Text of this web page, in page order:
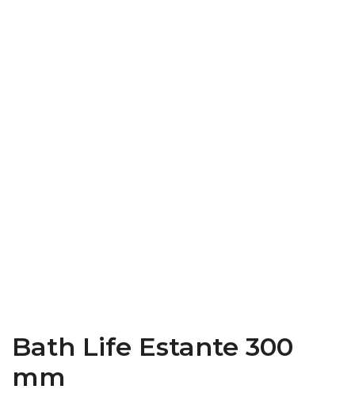
Bath Life Estante 300
mm